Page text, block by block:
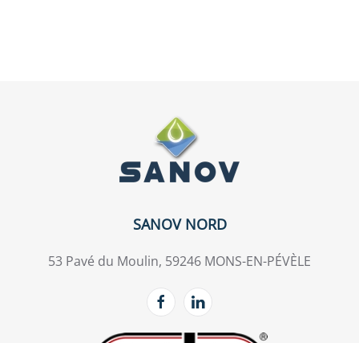
SANOV NORD
53 Pavé du Moulin, 59246 MONS-EN-PÉVÈLE